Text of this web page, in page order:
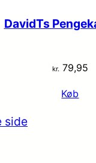
DavidTs
kr. 79,95
Køb
side